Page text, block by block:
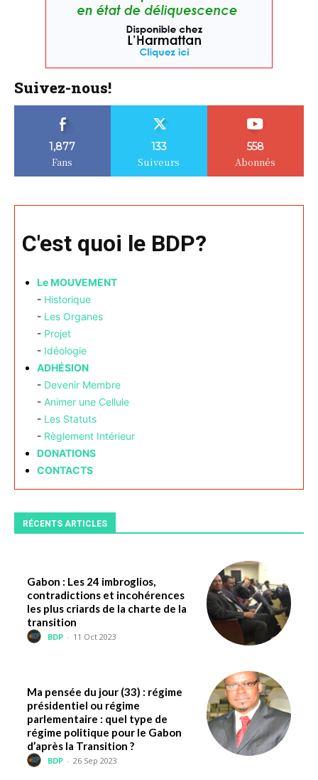
Suivez-nous!
1,877
Fans
133
Suiveurs
558
Abonnés
C'est quoi le BDP?
Le MOUVEMENT
- Historique
- Les Organes
- Projet
- Idéologie
ADHÉSION
- Devenir Membre
- Animer une Cellule
- Les Statuts
- Règlement Intérieur
DONATIONS
CONTACTS
RÉCENTS ARTICLES
Gabon : Les 24 imbroglios,
contradictions et incohérences
les plus criards de la charte de la
transition
BDP - 11 Oct 2023
Ma pensée du jour (33) : régime
présidentiel ou régime
parlementaire : quel type de
régime politique pour le Gabon
d’après la Transition ?
BDP - 26 Sep 2023